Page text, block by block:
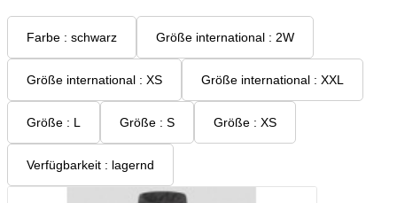
Farbe : schwarz Größe international : 2W
Größe international : XS Größe international : XXL
Größe : L Größe : S Größe : XS
Verfügbarkeit : lagernd